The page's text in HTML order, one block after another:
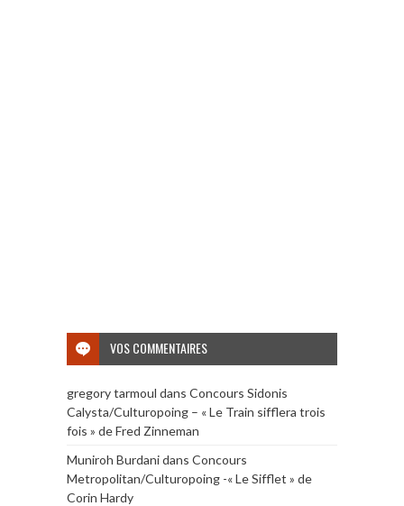
VOS COMMENTAIRES
gregory tarmoul dans Concours Sidonis
Calysta/Culturopoing – « Le Train sifflera trois
fois » de Fred Zinneman
Muniroh Burdanidans Concours
Metropolitan/Culturopoing -« Le Sifflet » de
Corin Hardy